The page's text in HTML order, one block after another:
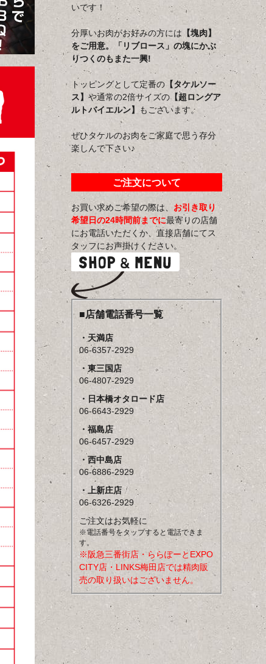
いです！
分厚いお肉がお好みの方には 【塊肉】
をご用意。「リブロース」の塊にかぶ
りつくのもまた一興!
トッピングとして定番の 【タケルソー
ス】や通常の2倍サイズの【超ロングア
ルトバイエルン】
もございます。
ぜひタケルのお肉をご家庭で思う存分
楽しんで下さい♪
ご注文について
お買い求めご希望の際は、お引き取り
希望日の24時間前までに最寄りの店舗
にお電話いただくか、直接店舗にてス
タッフにお声掛けください。
■店舗電話番号一覧
・天満店
06-6357-2929
・東三国店
06-4807-2929
・日本橋オタロード店
06-6643-2929
・福島店
06-6457-2929
・西中島店
06-6886-2929
・上新庄店
06-6326-2929
ご注文はお気軽に
※電話番号をタップすると電話できま
す。
※阪急三番街店・ららぽーとEXPO
CITY店・LINKS梅田店では精肉販
売の取り扱いはございません。